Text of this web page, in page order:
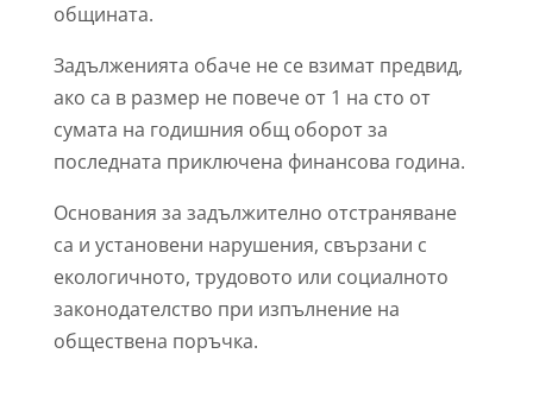
общината.
Задълженията обаче не се взимат предвид,
ако са в размер не повече от 1 на сто от
сумата на годишния общ оборот за
последната приключена финансова година.
Основания за задължително отстраняване
са и установени нарушения, свързани с
екологичното, трудовото или социалното
законодателство при изпълнение на
обществена поръчка.